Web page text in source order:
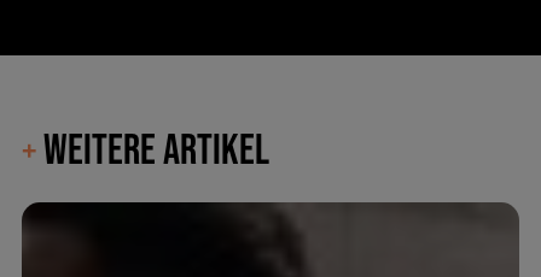
+WEITERE ARTIKEL